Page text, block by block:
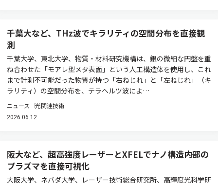
千葉大など、THz波でキラリティの空間分布を直接観
測
千葉大学、東北大学、物質・材料研究機構は、銀の微細な円盤を重
ね合わせた「モアレ型メタ表面」という人工構造体を使用し、これ
まで計測不可能だった物質が持つ「右ねじれ」と「左ねじれ」（キ
ラリティ）の空間分布を、テラヘルツ波によ…
ニュース 光関連技術
2026.06.12
阪大など、超高強度レーザーとXFELでナノ構造内部の
プラズマを直接可視化
大阪大学、ネバダ大学、レーザー技術総合研究所、高輝度光科学研